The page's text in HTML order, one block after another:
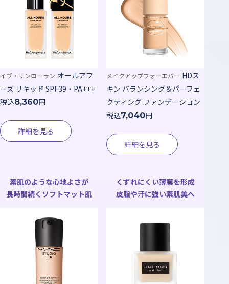
イヴ・サンローラン オールアワ
ーズ リキッド SPF39・PA+++
税込8,360円
詳細を見る
メイクアップフォーエバー HDス
キン バランシング＆パーフェ
クティング ファンデーション
税込7,040円
詳細を見る
素肌のような心地よさが
長時間続くソフトマット肌
くずれにくい薄膜を形成
皮脂や汗に強い素肌美へ